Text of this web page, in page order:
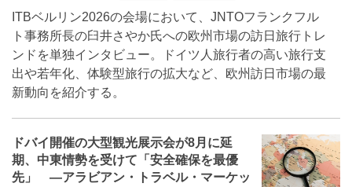
ITBベルリン2026の会場において、JNTOフランクフル
ト事務所長の臼井さやか氏への欧州市場の訪日旅行トレ
ンドを単独インタビュー。ドイツ人旅行者の高い旅行支
出や若年化、体験型旅行の拡大など、欧州訪日市場の最
新動向を紹介する。
ドバイ開催の大型観光展示会が8月に延
期、中東情勢を受けて「安全確保を最優
先」 ―アラビアン・トラベル・マーケッ